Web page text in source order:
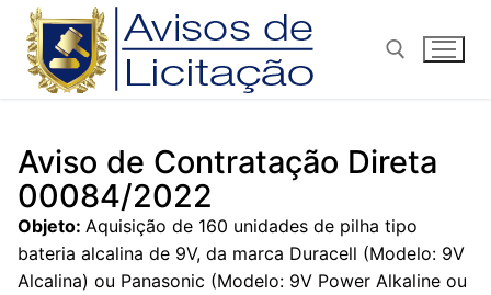
Pular
para
conteúdo
Aviso de Contratação Direta
00084/2022
Objeto: Aquisição de 160 unidades de pilha tipo
bateria alcalina de 9V, da marca Duracell (Modelo: 9V
Alcalina) ou Panasonic (Modelo: 9V Power Alkaline ou